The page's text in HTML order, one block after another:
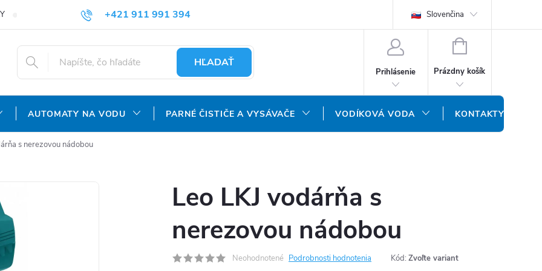
+421 911 991 394
info@aquatechnology.sk
REKLAMAČNÝ PORIADOK OCHRANA OSOBNÝCH ÚDAJOV DOPRAVA A PLATBA
Slovenčina
HĽADAŤ
Prihlásenie
NÁKUPNÝ
Prázdny košík
AUTOMATY NA VODU PARNÉ ČISTIČE A VYSÁVAČE VODÍKOVÁ VODA KONTAKTY
s nerezovou nádobou
Leo LKJ vodárňa s
nerezovou nádobou
Neohodnotené Podrobnosti hodnotenia Kód: Zvoľte variant